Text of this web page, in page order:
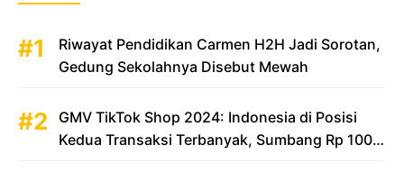
Riwayat Pendidikan Carmen H2H Jadi Sorotan,
Gedung Sekolahnya Disebut Mewah
GMV TikTok Shop 2024: Indonesia di Posisi
Kedua Transaksi Terbanyak, Sumbang Rp 100